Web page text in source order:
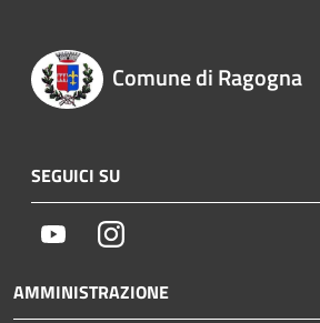
Comune di Ragogna
SEGUICI SU
YoutubeInstagram
AMMINISTRAZIONE